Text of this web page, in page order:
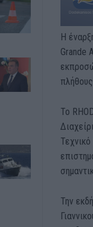
Η
Grande
To
Την